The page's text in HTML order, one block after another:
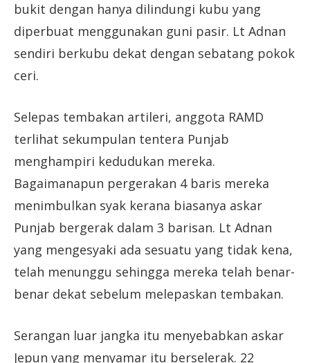
bukit dengan hanya dilindungi kubu yang
diperbuat menggunakan guni pasir. Lt Adnan
sendiri berkubu dekat dengan sebatang pokok
ceri.
Selepas tembakan artileri, anggota RAMD
terlihat sekumpulan tentera Punjab
menghampiri kedudukan mereka.
Bagaimanapun pergerakan 4 baris mereka
menimbulkan syak kerana biasanya askar
Punjab bergerak dalam 3 barisan. Lt Adnan
yang mengesyaki ada sesuatu yang tidak kena,
telah menunggu sehingga mereka telah benar-
benar dekat sebelum melepaskan tembakan.
Serangan luar jangka itu menyebabkan askar
Jepun yang menyamar itu berselerak. 22